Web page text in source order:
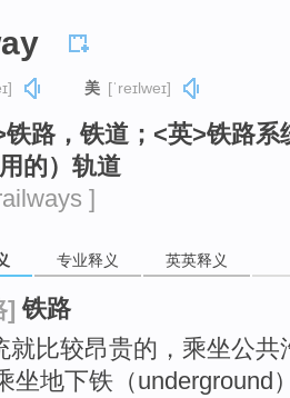
美 [ˈreɪlweɪ]
铁路，铁道；<英>铁路
的）轨道
]
专业释义 英英释义
] 铁路
就比较昂贵的，乘坐公
坐地下铁（underground